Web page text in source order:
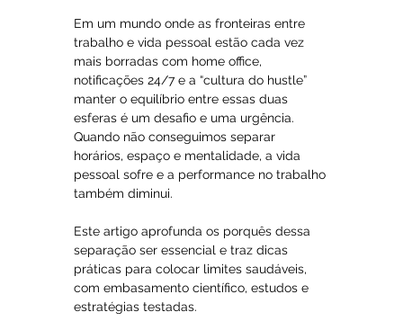
Em um mundo onde as fronteiras entre
trabalho e vida pessoal estão cada vez
mais borradas com home office,
notificações 24/7 e a “cultura do hustle”
manter o equilíbrio entre essas duas
esferas é um desafio e uma urgência.
Quando não conseguimos separar
horários, espaço e mentalidade, a vida
pessoal sofre e a performance no trabalho
também diminui.
Este artigo aprofunda os porquês dessa
separação ser essencial e traz dicas
práticas para colocar limites saudáveis,
com embasamento científico, estudos e
estratégias testadas.